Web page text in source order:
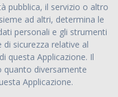
pubblica, il servizio o altro
ad altri, determina le
personali e gli strumenti
sicurezza relative al
questa Applicazione. Il
diversamente
Applicazione.